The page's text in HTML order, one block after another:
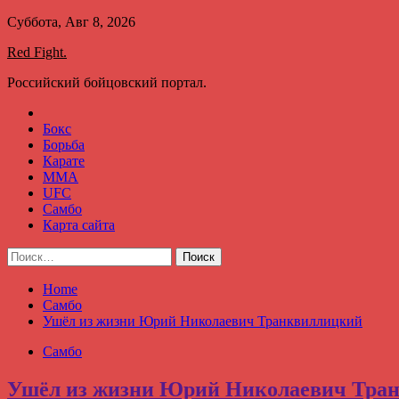
Skip
content
Суббота, Авг 8, 2026
Red Fight.
Российский бойцовский портал.
Бокс
Борьба
Карате
ММА
UFC
Самбо
Карта сайта
Найти:
Home
Самбо
Ушёл из жизни Юрий Николаевич Транквиллицкий
Самбо
Ушёл из жизни Юрий Николаевич